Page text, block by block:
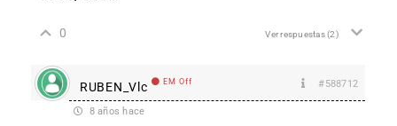
0 Ver respuestas(2)
RUBEN_Vlc EM Off #588712
8 años hace